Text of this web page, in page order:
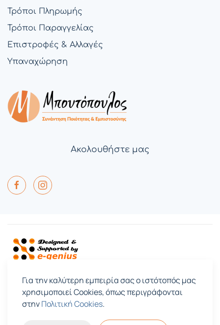
Τρόποι Πληρωμής
Τρόποι Παραγγελίας
Επιστροφές & Αλλαγές
Υπαναχώρηση
Ακολουθήστε μας
Για την καλύτερη εμπειρία σας ο ιστότοπός μας
χρησιμοποιεί Cookies, όπως περιγράφονται
στηνΠολιτική Cookies.